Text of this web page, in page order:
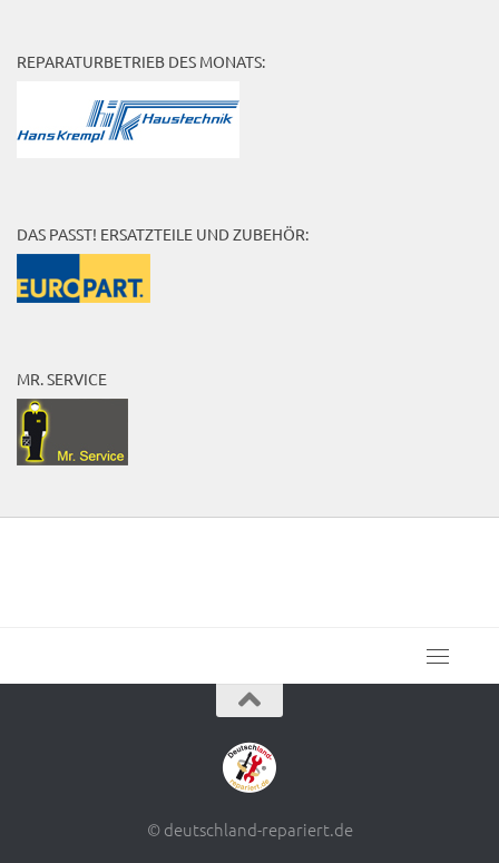
REPARATURBETRIEB DES MONATS:
DAS PASST! ERSATZTEILE UND ZUBEHÖR:
MR. SERVICE
© deutschland-repariert.de